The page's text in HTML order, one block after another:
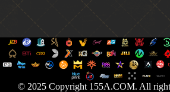
© 2025 Copyright 155A.COM. All